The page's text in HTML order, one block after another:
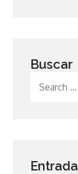
Buscar